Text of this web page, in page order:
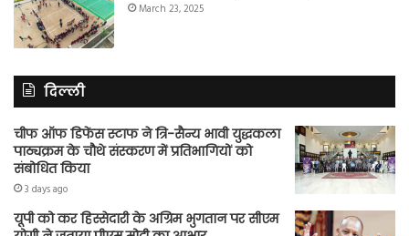
March 23, 2025
दिल्ली
चीफ ऑफ डिफेंस स्टाफ ने त्रि-सैन्य भावी युद्धकला
पाठ्यक्रम के चौथे संस्करण में प्रतिभागियों को
संबोधित किया
3 days ago
यूपी को कर हिस्सेदारी के अग्रिम भुगतान पर सीएम